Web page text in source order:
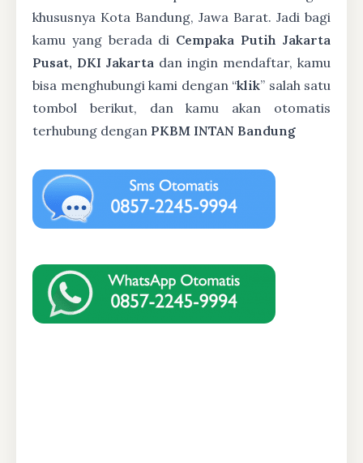
khususnya Kota Bandung, Jawa Barat. Jadi bagi
kamu yang berada di Cempaka Putih Jakarta
Pusat, DKI Jakarta dan ingin mendaftar, kamu
bisa menghubungi kami dengan “klik” salah satu
tombol berikut, dan kamu akan otomatis
terhubung dengan PKBM INTAN Bandung